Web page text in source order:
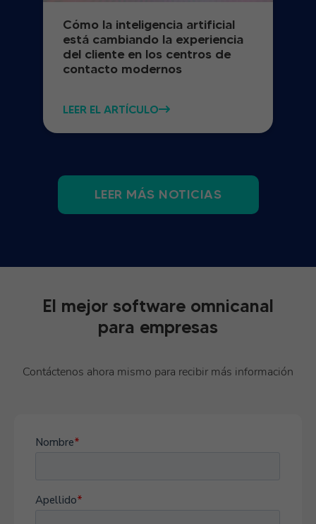
Cómo la inteligencia artificial
está cambiando la experiencia
del cliente en los centros de
contacto modernos
LEER EL ARTÍCULO
LEER MÁS NOTICIAS
El mejor software omnicanal
para empresas
Contáctenos ahora mismo para recibir más información